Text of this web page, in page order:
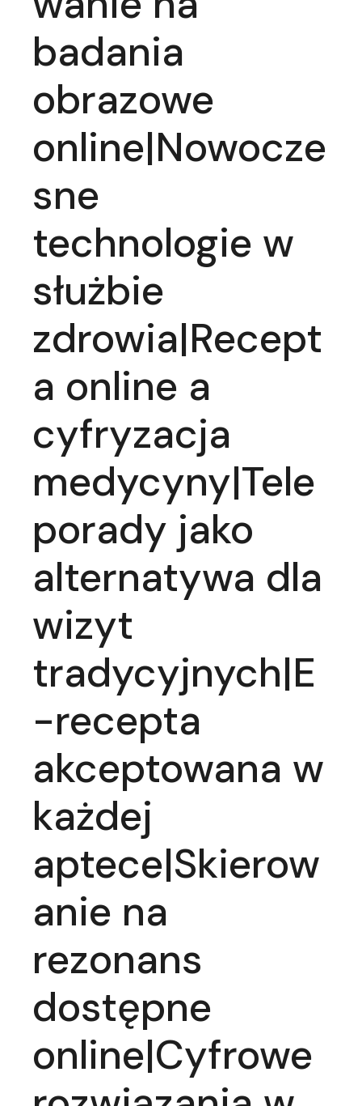
badania
obrazowe
online|Nowocze
sne
technologie w
służbie
zdrowia|Recept
a online a
cyfryzacja
medycyny|Tele
porady jako
alternatywa dla
wizyt
tradycyjnych|E
-recepta
akceptowana w
każdej
aptece|Skierow
anie na
rezonans
dostępne
online|Cyfrowe